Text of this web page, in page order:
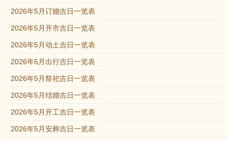
2026年5月订婚吉日一览表
2026年5月开市吉日一览表
2026年5月动土吉日一览表
2026年5月出行吉日一览表
2026年5月祭祀吉日一览表
2026年5月结婚吉日一览表
2026年5月开工吉日一览表
2026年5月安葬吉日一览表